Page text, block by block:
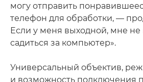
могу отправить
телефон для обработки, —
Если у меня выходной, мне не
садиться за компьютер».
Универсальный объектив,
и возможность подключения